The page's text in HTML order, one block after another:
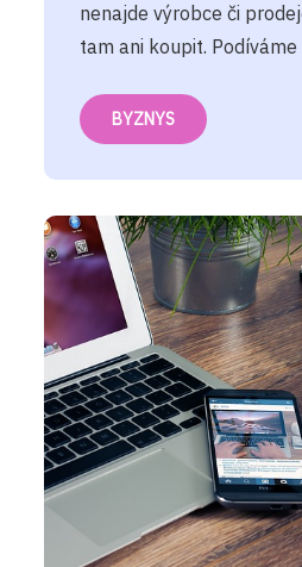
nenajde výrobce či
tam ani koupit.
BYZNYS